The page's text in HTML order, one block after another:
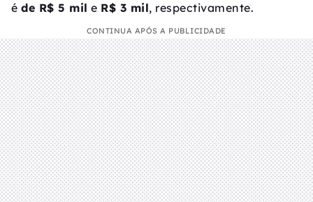
é de R$ 5 mil e R$ 3 mil, respectivamente.
CONTINUA APÓS A PUBLICIDADE